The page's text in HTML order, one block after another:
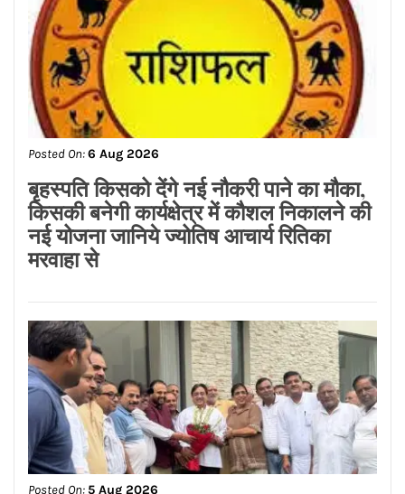
Posted On:6 Aug 2026
कर्मचारियों की ओर से सुप्रीम कोर्ट में ‘कैविएट’
की गई दायर
Posted On:6 Aug 2026
बृहस्पति किसको देंगे नई नौकरी पाने का मौका,
किसकी बनेगी कार्यक्षेत्र में कौशल निकालने की
नई योजना जानिये ज्योतिष आचार्य रितिका
मरवाहा से